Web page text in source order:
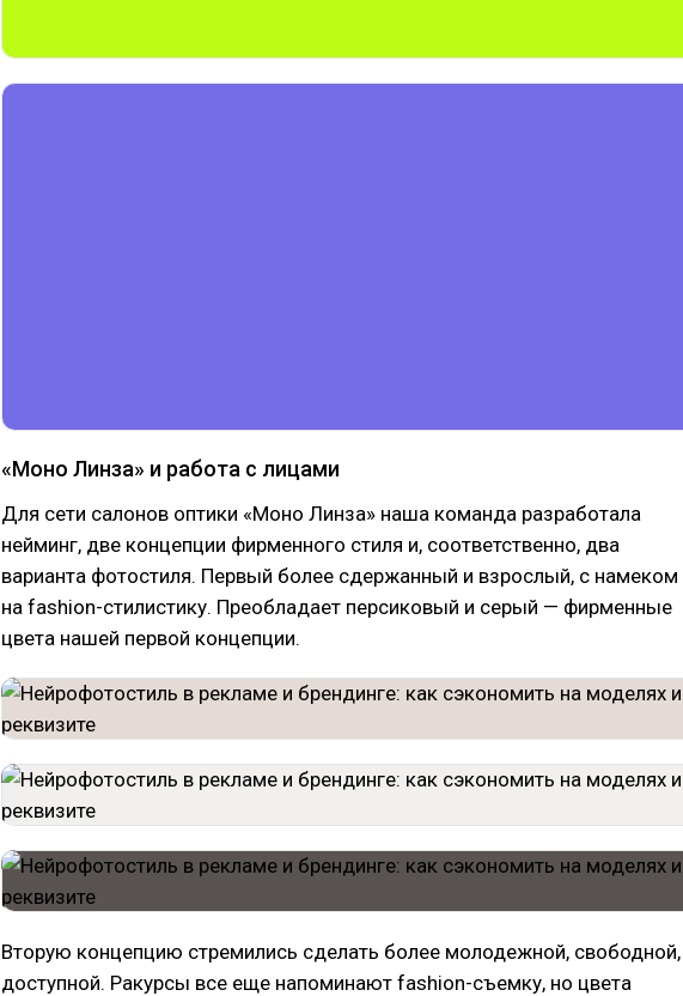
«Моно Линза» и работа с лицами
Для сети салонов оптики «Моно Линза» наша команда разработала
нейминг, две концепции фирменного стиля и, соответственно, два
варианта фотостиля. Первый более сдержанный и взрослый, с намеком
на fashion-стилистику. Преобладает персиковый и серый — фирменные
цвета нашей первой концепции.
Вторую концепцию стремились сделать более молодежной, свободной,
доступной. Ракурсы все еще напоминают fashion-съемку, но цвета